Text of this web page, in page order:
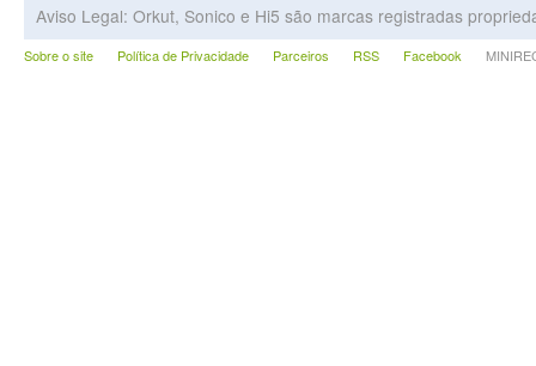
Aviso Legal: Orkut, Sonico e Hi5 são marcas registradas
Sobre o site Política de Privacidade Parceiros RSS Facebook